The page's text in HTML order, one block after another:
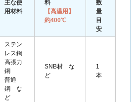
主な使
用材料
料
【高温用】
約400℃
数
量
目
安
ステン
レス鋼
高張力
鋼
普通
鋼 な
ど
SNB材 な
ど
1
本